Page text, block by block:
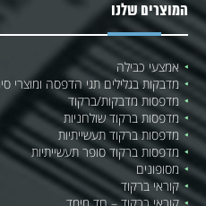
המוצרים שלנו
אמצעי כבילה
מדבקות בגלילים תגי הדפסה ומוצרי
מדפסות מדבקות/ברקוד
מדפסות ברקוד שולחניות
מדפסות ברקוד תעשייתיות
מדפסות ברקוד סופר תעשייתיות
מסופונים
קוראי ברקוד